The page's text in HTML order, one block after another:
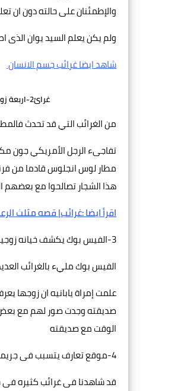
والإطمئنان على حالته دون ان
ولم يكن يعلم السيد يوان الذى
شاهد ايضا غرائب جسم الانسان
غرائ2-اربعة زوجات يفاجئن زوجهن فالمطار
من الغرائب التي قد تحدث
تفاجىء الرجل الأمريكي جون
مطار لوس انجلوس قادما من
هذا الشجار تصالحوا مع
اقرأ ايضا :غرائب| قصه مثلث
3-الفيس بوك يكشف خيانه زوجية
الفيس بوك مليء بالغرائب
علمت إمراة يابانيه ان زوجها
صديقته وجدت صور لهم مع بعض
الوقت مع صديقته
4-موقع تعارف يتسبب فى جريمة قتل
قد شاهدنا فى غرائب كثيره